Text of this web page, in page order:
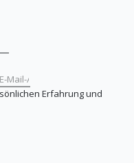
Erfahrung und